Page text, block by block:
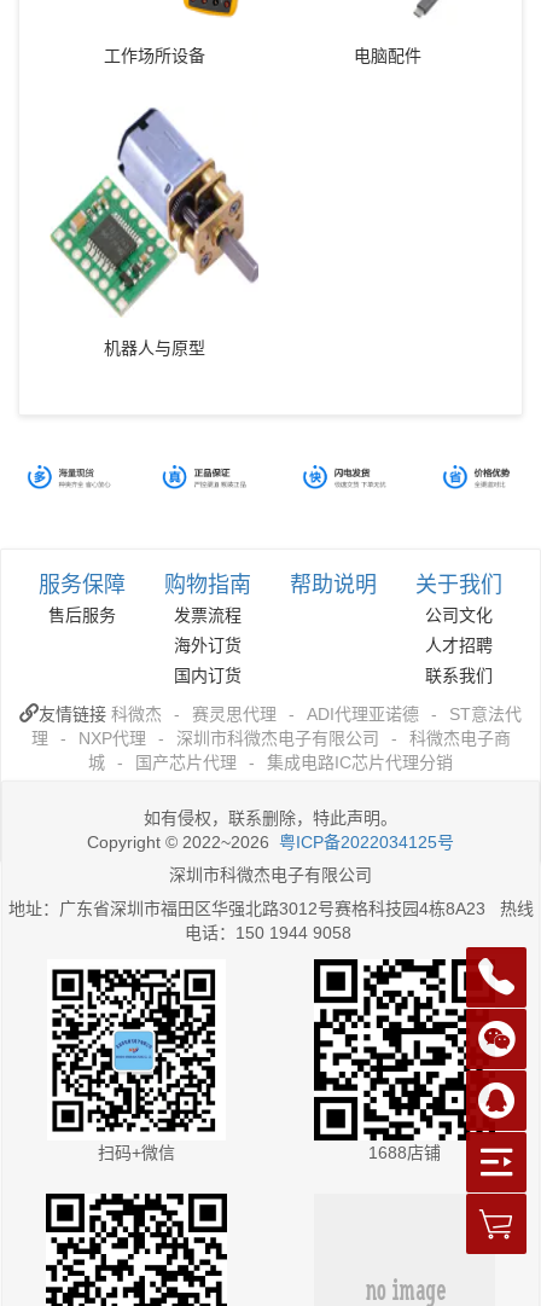
工作场所设备 电脑配件
机器人与原型
服务保障
售后服务
购物指南
发票流程
海外订货
国内订货
帮助说明 关于我们
公司文化
人才招聘
联系我们
友情链接 科微杰 - 赛灵思代理 - ADI代理亚诺德 -
ST意法代
理
- NXP代理 - 深圳市科微杰电子有限公司 -
科微杰电子商
城
- 国产芯片代理 - 集成电路IC芯片代理分销
如有侵权，联系删除，特此声明。
Copyright © 2022~2026 粤ICP备2022034125号
深圳市科微杰电子有限公司
地址：广东省深圳市福田区华强北路3012号赛格科技园4栋8A23 热线
电话：150 1944 9058
扫码+微信 1688店铺